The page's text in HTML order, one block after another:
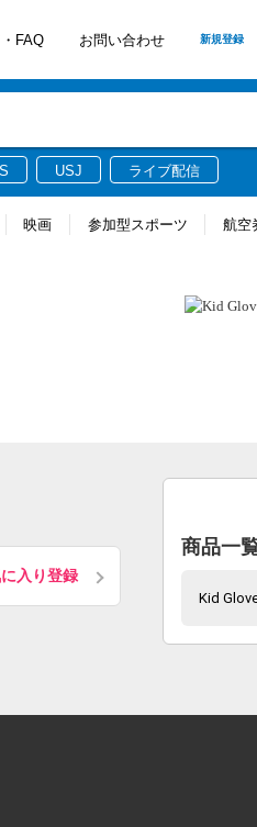
FAQ お問い合わせ 新規登録
USJ ライブ配信
映画 参加型スポーツ 航空
入り登録
商品一
Kid